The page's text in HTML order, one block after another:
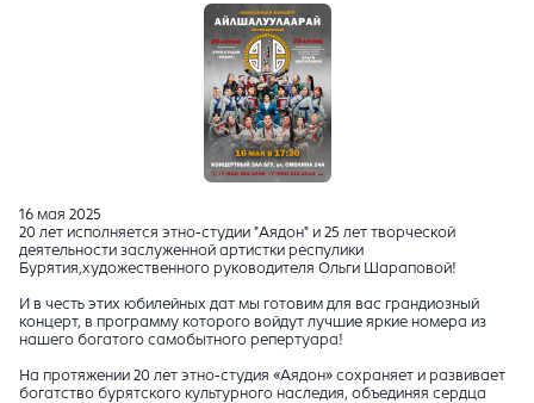
16 мая 2025
20 лет исполняется этно-студии "Аядон" и 25 лет творческой
деятельности заслуженной артистки респулики
Бурятия,художественного руководителя Ольги Шараповой!
И в честь этих юбилейных дат мы готовим для вас грандиозный
концерт, в программу которого войдут лучшие яркие номера из
нашего богатого самобытного репертуара!
На протяжении 20 лет этно-студия «Аядон» сохраняет и развивает
богатство бурятского культурного наследия, объединяя сердца